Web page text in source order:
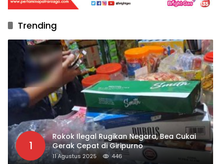
Trending
1
Rokok Ilegal Rugikan Negara, Bea Cukai
Gerak Cepat di Giripurno
11 Agustus 2025 446